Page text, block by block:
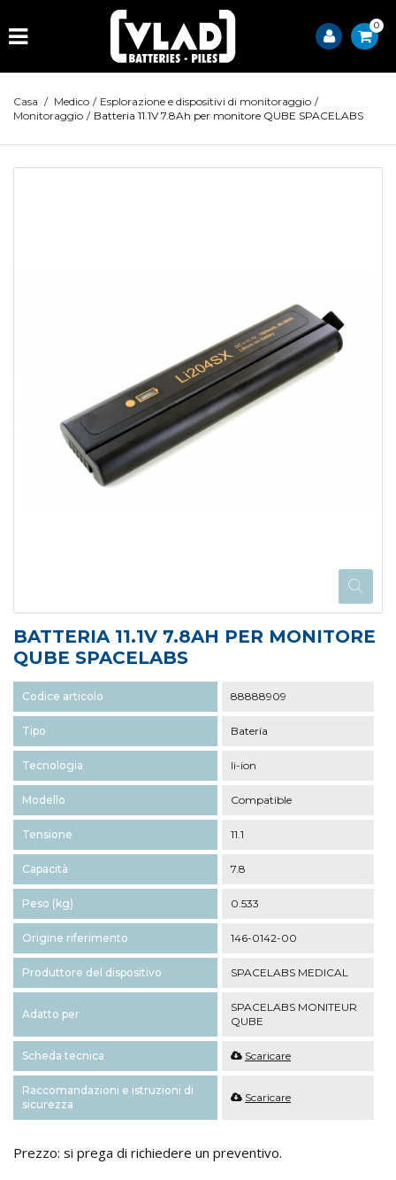
0
Casa / Medico / Esplorazione e dispositivi di monitoraggio /
Monitoraggio / Batteria 11.1V 7.8Ah per monitore QUBE SPACELABS
BATTERIA 11.1V 7.8AH PER MONITORE
QUBE SPACELABS
Codice articolo 88888909
Tipo Batería
Tecnologia li-ion
Modello Compatible
Tensione 11.1
Capacità 7.8
Peso (kg) 0.533
Origine riferimento 146-0142-00
Produttore del dispositivo SPACELABS MEDICAL
Adatto per
SPACELABS MONITEUR
QUBE
Scheda tecnica Scaricare
Raccomandazioni e istruzioni di
sicurezza
Scaricare
Prezzo: si prega di richiedere un preventivo.